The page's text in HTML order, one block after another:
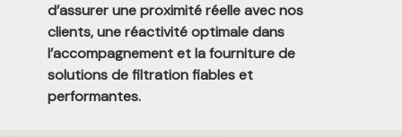
d’assurer une proximité réelle avec nos
clients, une réactivité optimale dans
l’accompagnement et la fourniture de
solutions de filtration fiables et
performantes.